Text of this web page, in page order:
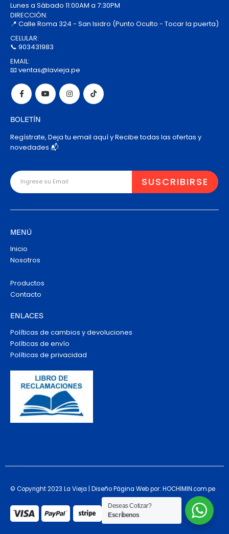
Lunes a Sábado 11:00AM a 7:30PM
DIRECCIÓN:
📍 Calle Roma 324 - San Isidro (Punto Oculto - Tocar la puerta)
CELULAR:
📞 903431983
EMAIL:
📧 ventas@lavieja.pe
BOLETÍN
Regístrate, Deja tu email aquí y Recibe todas las ofertas y
novedades 📬
MENÚ
Inicio
Nosotros
Productos
Contacto
ENLACES
Políticas de cambios y devoluciones
Políticas de envío
Políticas de privacidad
© Copyright 2023 La Vieja | Diseño Página Web por: HOCHIMIN.com.pe
Deseas Cotizar?
Escríbenos